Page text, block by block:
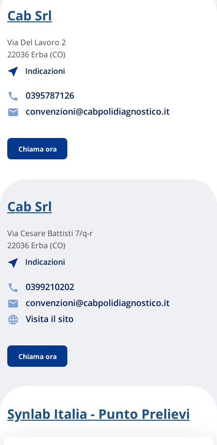
Cab Srl
Via Del Lavoro 2
22036 Erba (CO)
Indicazioni
0395787126
convenzioni@cabpolidiagnostico.it
Chiama ora
Cab Srl
Via Cesare Battisti 7/q-r
22036 Erba (CO)
Indicazioni
0399210202
convenzioni@cabpolidiagnostico.it
Visita il sito
Chiama ora
Synlab Italia - Punto Prelievi